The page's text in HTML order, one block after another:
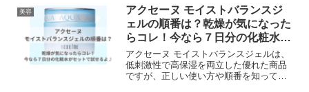
るようになります。そんなときには、エ
イジングケアに特化したスキンケアシリ
ーズが必要です。アテニアのドレススノ
ーとドレスリフトは、どちらもエイジン
グケアに優れたスキンケアシリーズです
が、どちらを選ぶべきでしょうか？
美容
アクセーヌ モイストバランスジ
ェルの順番は？乾燥が気になった
らコレ！今なら７日分の化粧水が
セットで試せるよ♪
アクセーヌ モイストバランスジェルは、
低刺激性で高保湿を両立した優れた商品
ですが、正しい使い方や順番を知ってお